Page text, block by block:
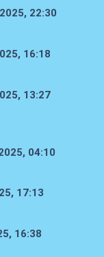
22:30
16:18
13:27
04:10
17:13
16:38